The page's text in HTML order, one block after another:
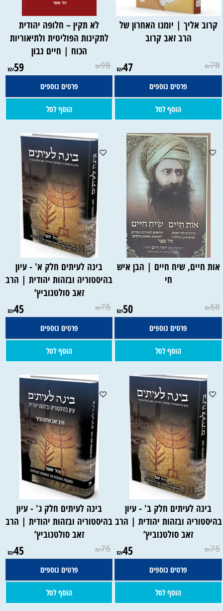
קרוב אליך | יומנו האחרון של
הרב זאב קרוב
₪78
₪47
פרטים נוספים
הוסף לסל
לא תקין – חלופה יהודית
לתקינות הפוליטית ולתיאוריות
הכוח | חיים נבון
₪98
₪59
פרטים נוספים
הוסף לסל
אות חיים, שיח חיים | הבן איש
חי
₪58
₪50
פרטים נוספים
הוסף לסל
בינה לעיתים חלק א' - עיון
בהיסטוריה ובזהות יהודית | הרב
זאב סולטנוביץ’
₪75
₪45
פרטים נוספים
הוסף לסל
בינה לעיתים חלק ב' - עיון
ובזהות יהודית | הרב
זאב סולטנוביץ’
₪75
₪45
פרטים נוספים
הוסף לסל
בינה לעיתים חלק ג' - עיון
בהיסטוריה ובזהות יהודית | הרב
זאב סולטנוביץ’
₪75
₪45
פרטים נוספים
הוסף לסל